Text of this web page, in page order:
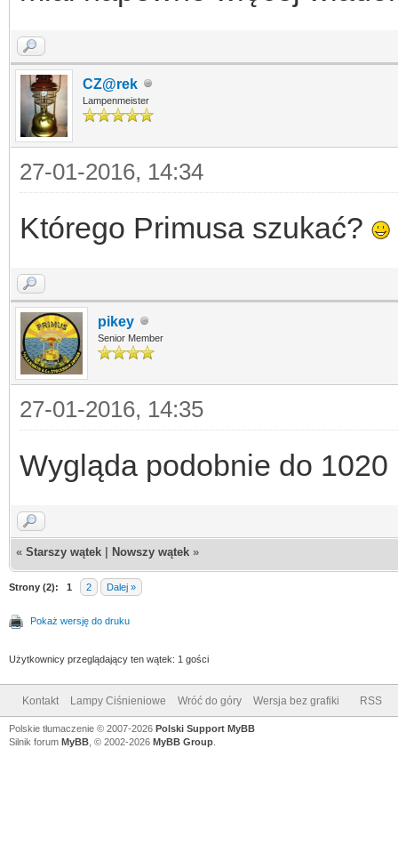
CZ@rek
Lampenmeister
27-01-2016, 14:34
Którego Primusa szukać?
pikey
Senior Member
27-01-2016, 14:35
Wygląda podobnie do 1020
« Starszy wątek Nowszy wątek »
Strony (2): 1 2 Dalej »
Pokaż wersję do druku
Użytkownicy przeglądający ten wątek: 1 gości
Kontakt Lampy Ciśnieniowe Wróć do góry Wersja bez grafiki RSS
Polskie tłumaczenie © 2007-2026 Polski Support MyBB
Silnik forum MyBB , © 2002-2026 MyBB Group